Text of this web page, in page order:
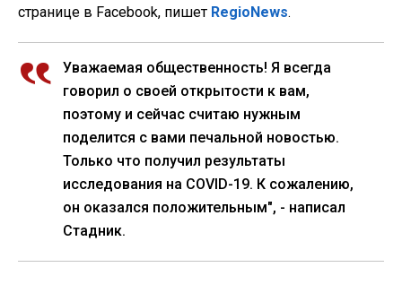
странице в Facebook, пишет RegioNews.
Уважаемая общественность! Я всегда
говорил о своей открытости к вам,
поэтому и сейчас считаю нужным
поделится с вами печальной новостью.
Только что получил результаты
исследования на COVID-19. К сожалению,
он оказался положительным", - написал
Стадник.